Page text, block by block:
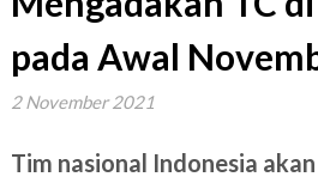
pada Awal
2 November 2021
Tim nasional Indonesia